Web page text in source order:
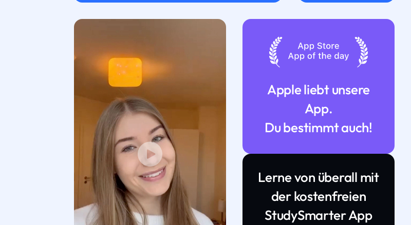
Apple liebt unsere
App.
Du bestimmt auch!
Lerne von überall mit
der kostenfreien
StudySmarter App